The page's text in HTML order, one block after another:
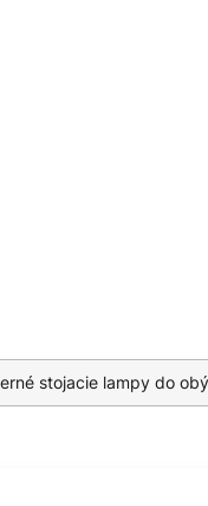
stojacie lampy do